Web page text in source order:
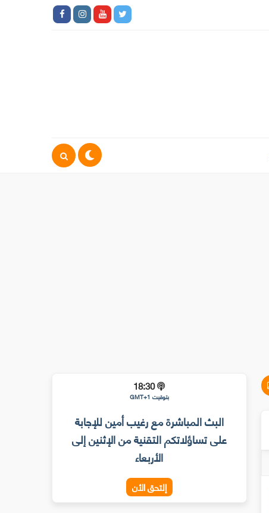
18:30
بتوقيت GMT+1
البث المباشرة مع رغيب أمين للإجابة
على تساؤلاتكم التقنية من الإثنين إلى
الأربعاء
إلتحق الأن